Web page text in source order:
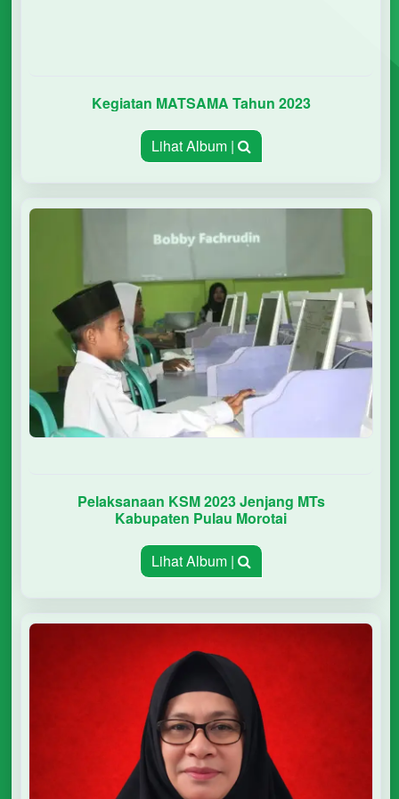
Kegiatan MATSAMA Tahun 2023
Lihat Album |
Pelaksanaan KSM 2023 Jenjang MTs
Kabupaten Pulau Morotai
Lihat Album |